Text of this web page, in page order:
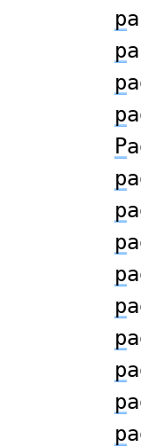
p
p
p
p
P
p
p
p
p
p
p
p
p
p